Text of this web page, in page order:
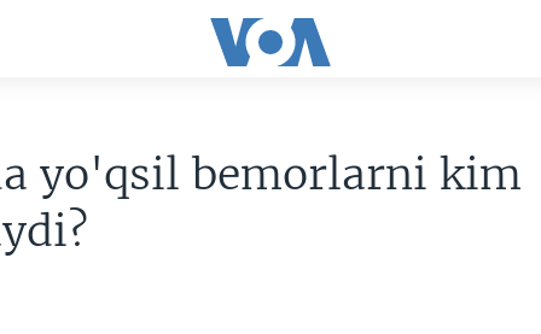
yo'qsil bemorlarni kim